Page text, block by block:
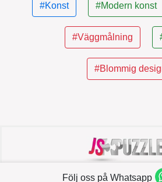
#Konst #Modern konst
#Väggmålning
#Blommig
Hjälp
gästbok|
Följ oss på Whatsapp